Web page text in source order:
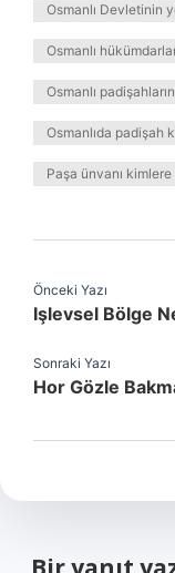
Osmanlı Devletinin
Osmanlı
Osmanlı
Osmanlıda padişah
Paşa ünvanı
Önceki Yazı
Işlevsel Bölge
Sonraki Yazı
Hor Gözle